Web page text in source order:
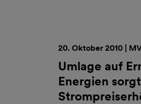
20. Oktober 2010 |
Umlage auf
Energien